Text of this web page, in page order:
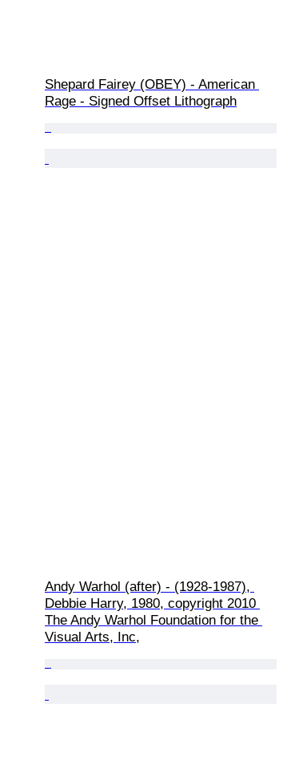
Shepard Fairey (OBEY) - American
Rage - Signed Offset Lithograph
Andy Warhol (after) - (1928-1987),
Debbie Harry, 1980, copyright 2010
The Andy Warhol Foundation for the
Visual Arts, Inc,